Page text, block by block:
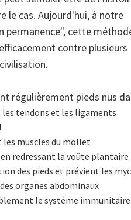
le cas. Aujourd'hui, à notre
permanence", cette
contre plusieurs
régulièrement pieds nus
tendons et les ligaments
les muscles du mollet
redressant la voûte plantaire
des pieds et prévient les
organes abdominaux
le système immunitaire